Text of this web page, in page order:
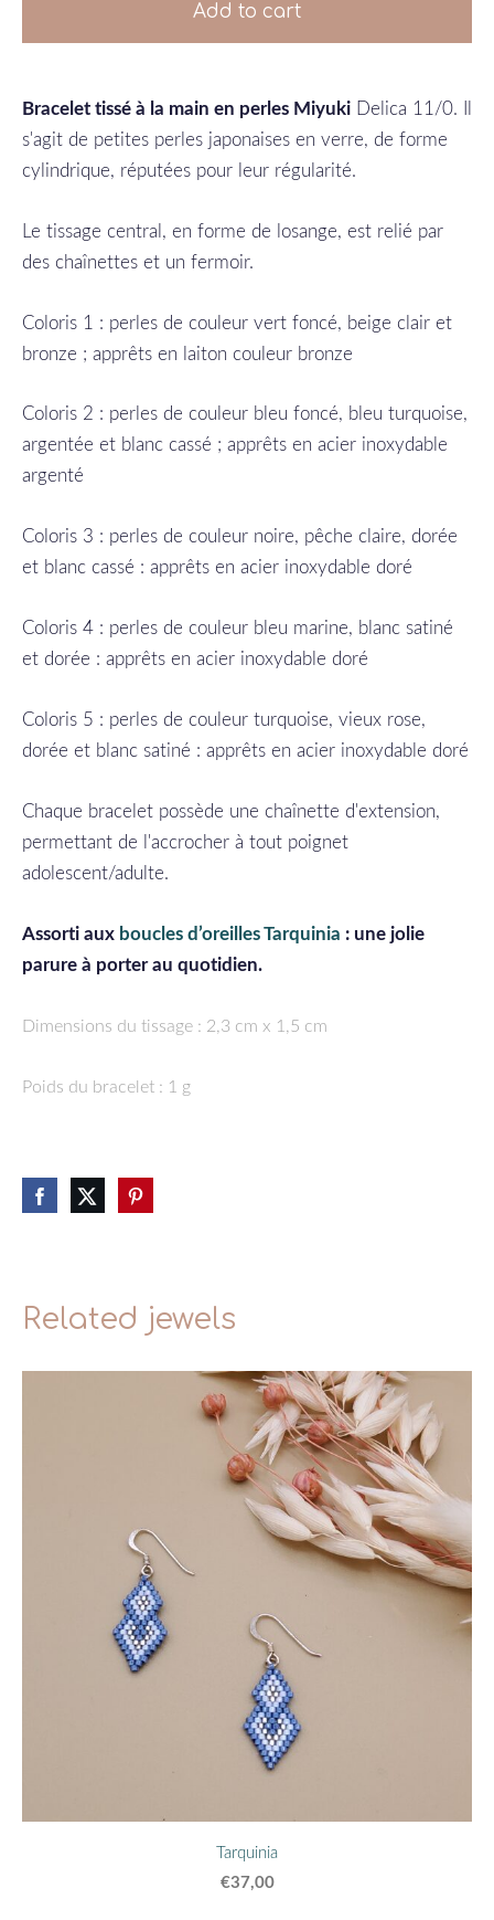
Add to cart
Bracelet tissé à la main en perles Miyuki Delica 11/0. Il
s'agit de petites perles japonaises en verre, de forme
cylindrique, réputées pour leur régularité.
Le tissage central, en forme de losange, est relié par
des chaînettes et un fermoir.
Coloris 1 : perles de couleur vert foncé, beige clair et
bronze ; apprêts en laiton couleur bronze
Coloris 2 : perles de couleur bleu foncé, bleu turquoise,
argentée et blanc cassé ; apprêts en acier inoxydable
argenté
Coloris 3 : perles de couleur noire, pêche claire, dorée
et blanc cassé : apprêts en acier inoxydable doré
Coloris 4 : perles de couleur bleu marine, blanc satiné
et dorée : apprêts en acier inoxydable doré
Coloris 5 : perles de couleur turquoise, vieux rose,
dorée et blanc satiné : apprêts en acier inoxydable doré
Chaque bracelet possède une chaînette d'extension,
permettant de l'accrocher à tout poignet
adolescent/adulte.
Assorti aux boucles d’oreilles Tarquinia : une jolie
parure à porter au quotidien.
Dimensions du tissage : 2,3 cm x 1,5 cm
Poids du bracelet : 1 g
Related jewels
Tarquinia
€37,00